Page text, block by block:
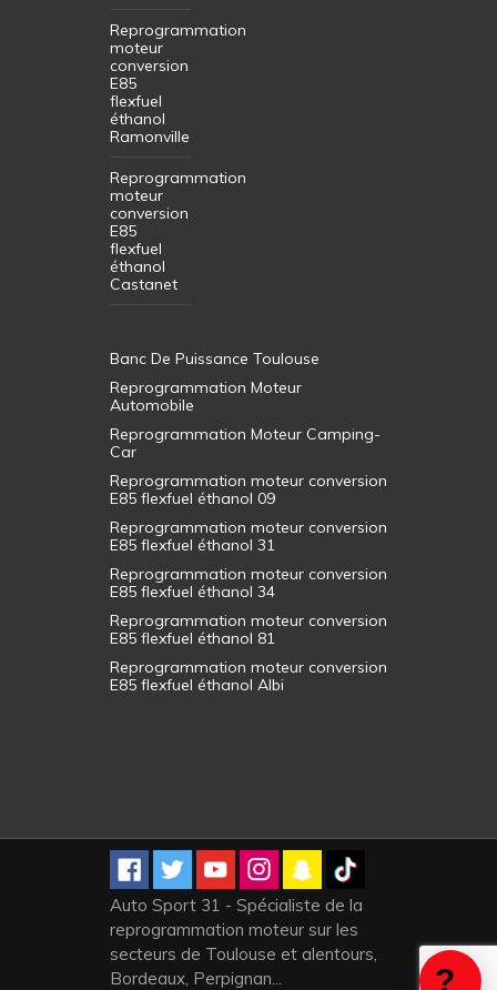
Reprogrammation
moteur
conversion
E85
flexfuel
éthanol
Ramonville
Reprogrammation
moteur
conversion
E85
flexfuel
éthanol
Castanet
Banc De Puissance Toulouse
Reprogrammation Moteur
Automobile
Reprogrammation Moteur Camping-
Car
Reprogrammation moteur conversion
E85 flexfuel éthanol 09
Reprogrammation moteur conversion
E85 flexfuel éthanol 31
Reprogrammation moteur conversion
E85 flexfuel éthanol 34
Reprogrammation moteur conversion
E85 flexfuel éthanol 81
Reprogrammation moteur conversion
E85 flexfuel éthanol Albi
Auto Sport 31 - Spécialiste de la
reprogrammation moteur sur les
secteurs de Toulouse et alentours,
Bordeaux, Perpignan...